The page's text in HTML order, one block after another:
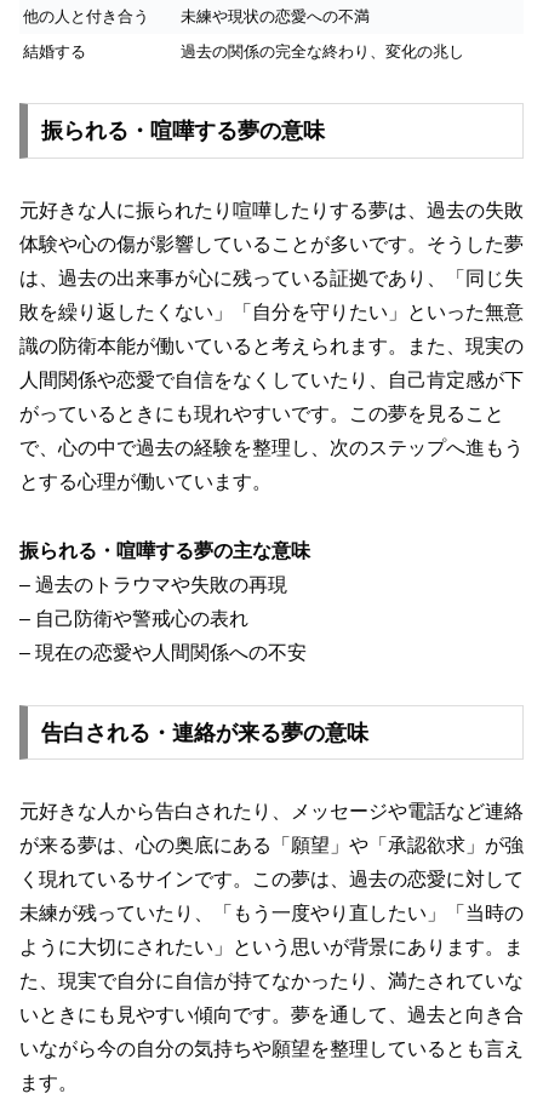
他の人と付き合う
未練や現状の恋愛への不満
結婚する
過去の関係の完全な終わり、変化の兆し
振られる・喧嘩する夢の意味
元好きな人に振られたり喧嘩したりする夢は、過去の失敗
体験や心の傷が影響していることが多いです。そうした夢
は、過去の出来事が心に残っている証拠であり、「同じ失
敗を繰り返したくない」「自分を守りたい」といった無意
識の防衛本能が働いていると考えられます。また、現実の
人間関係や恋愛で自信をなくしていたり、自己肯定感が下
がっているときにも現れやすいです。この夢を見ること
で、心の中で過去の経験を整理し、次のステップへ進もう
とする心理が働いています。
振られる・喧嘩する夢の主な意味
– 過去のトラウマや失敗の再現
– 自己防衛や警戒心の表れ
– 現在の恋愛や人間関係への不安
告白される・連絡が来る夢の意味
元好きな人から告白されたり、メッセージや電話など連絡
が来る夢は、心の奥底にある「願望」や「承認欲求」が強
く現れているサインです。この夢は、過去の恋愛に対して
未練が残っていたり、「もう一度やり直したい」「当時の
ように大切にされたい」という思いが背景にあります。ま
た、現実で自分に自信が持てなかったり、満たされていな
いときにも見やすい傾向です。夢を通して、過去と向き合
いながら今の自分の気持ちや願望を整理しているとも言え
ます。